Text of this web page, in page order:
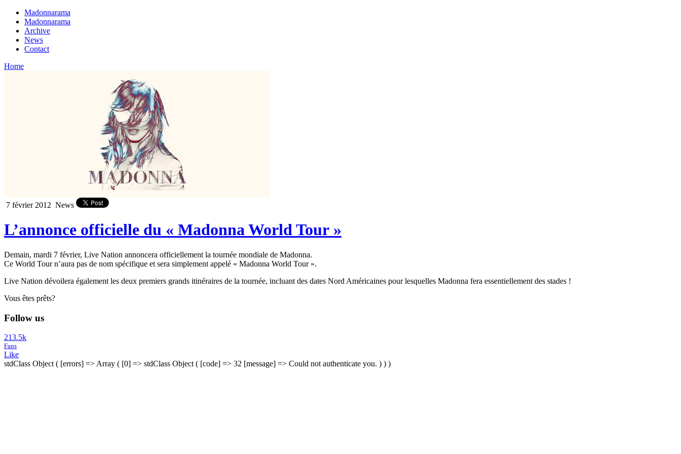
Madonnarama
Madonnarama
Archive
News
Contact
Home
7 février 2012 News
L’annonce officielle du « Madonna World Tour »
Demain, mardi 7 février, Live Nation annoncera officiellement la tournée mondiale de Madonna.
Ce World Tour n’aura pas de nom spécifique et sera simplement appelé « Madonna World Tour ».
Live Nation dévoilera également les deux premiers grands itinéraires de la tournée, incluant des dates Nord Américaines pour lesquelles Madonna fera essentiellement des stades !
Vous êtes prêts?
Follow us
213.5k
Fans
Like
stdClass Object ( [errors] => Array ( [0] => stdClass Object ( [code] => 32 [message] => Could not authenticate you. ) ) )